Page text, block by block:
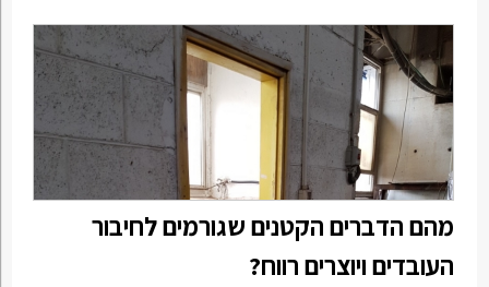
מהם הדברים הקטנים שגורמים לחיבור
העובדים ויוצרים רווח?